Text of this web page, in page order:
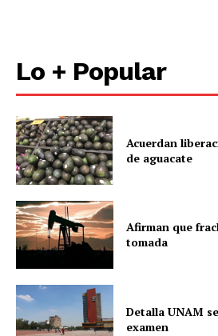
Lo + Popular
Acuerdan
de aguacate
Afirman que
tomada
Detalla UNAM
examen